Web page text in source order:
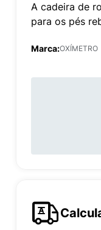
A cadeira de
para os pés
Marca:OXÍMETRO